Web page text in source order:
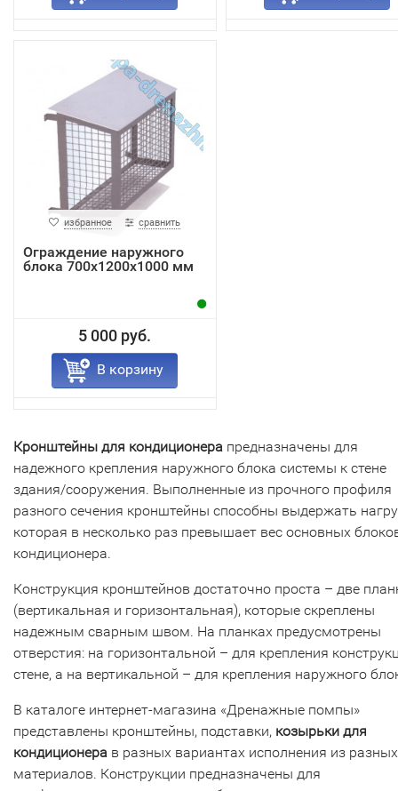
избранное сравнить
Ограждение наружного
блока 700х1200х1000 мм
5 000 руб.
В корзину
Кронштейны для кондиционера предназначены для
надежного крепления наружного блока системы к стене
здания/сооружения. Выполненные из прочного профиля
разного сечения кронштейны способны выдержать
которая в несколько раз превышает вес основных
кондиционера.
Конструкция кронштейнов достаточно проста – две
(вертикальная и горизонтальная), которые скреплены
надежным сварным швом. На планках предусмотрены
отверстия: на горизонтальной – для крепления
стене, а на вертикальной – для крепления наружного
В каталоге интернет-магазина «Дренажные помпы»
представлены кронштейны, подставки, козырьки для
кондиционера в разных вариантах исполнения из разных
материалов. Конструкции предназначены для